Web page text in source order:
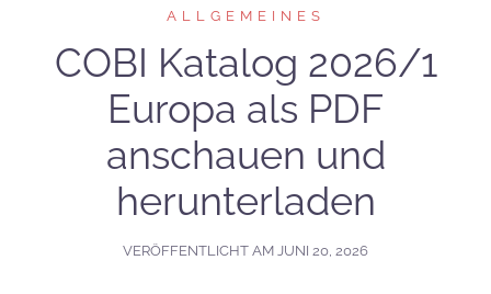
ALLGEMEINES
COBI Katalog 2026/1
Europa als PDF
anschauen und
herunterladen
VERÖFFENTLICHT AM JUNI 20, 2026